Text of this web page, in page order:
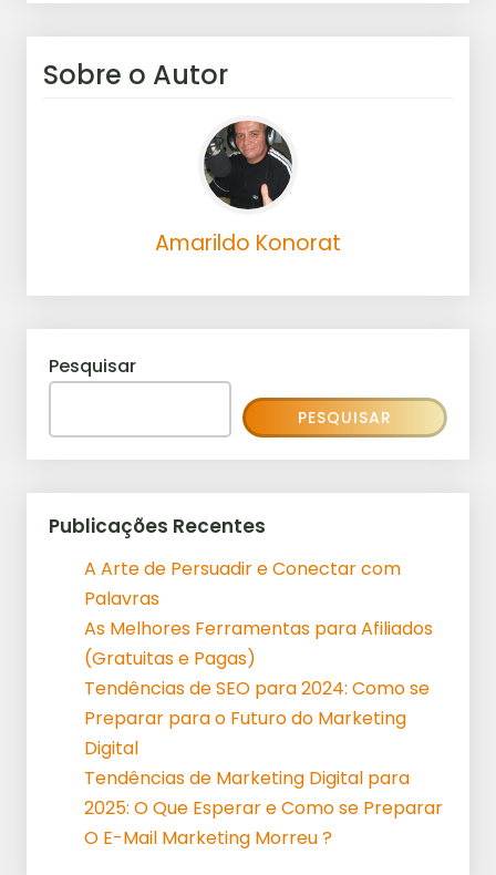
Sobre o Autor
Amarildo Konorat
Pesquisar
PESQUISAR
Publicações Recentes
A Arte de Persuadir e Conectar com
Palavras
As Melhores Ferramentas para Afiliados
(Gratuitas e Pagas)
Tendências de SEO para 2024: Como se
Preparar para o Futuro do Marketing
Digital
Tendências de Marketing Digital para
2025: O Que Esperar e Como se Preparar
O E-Mail Marketing Morreu ?